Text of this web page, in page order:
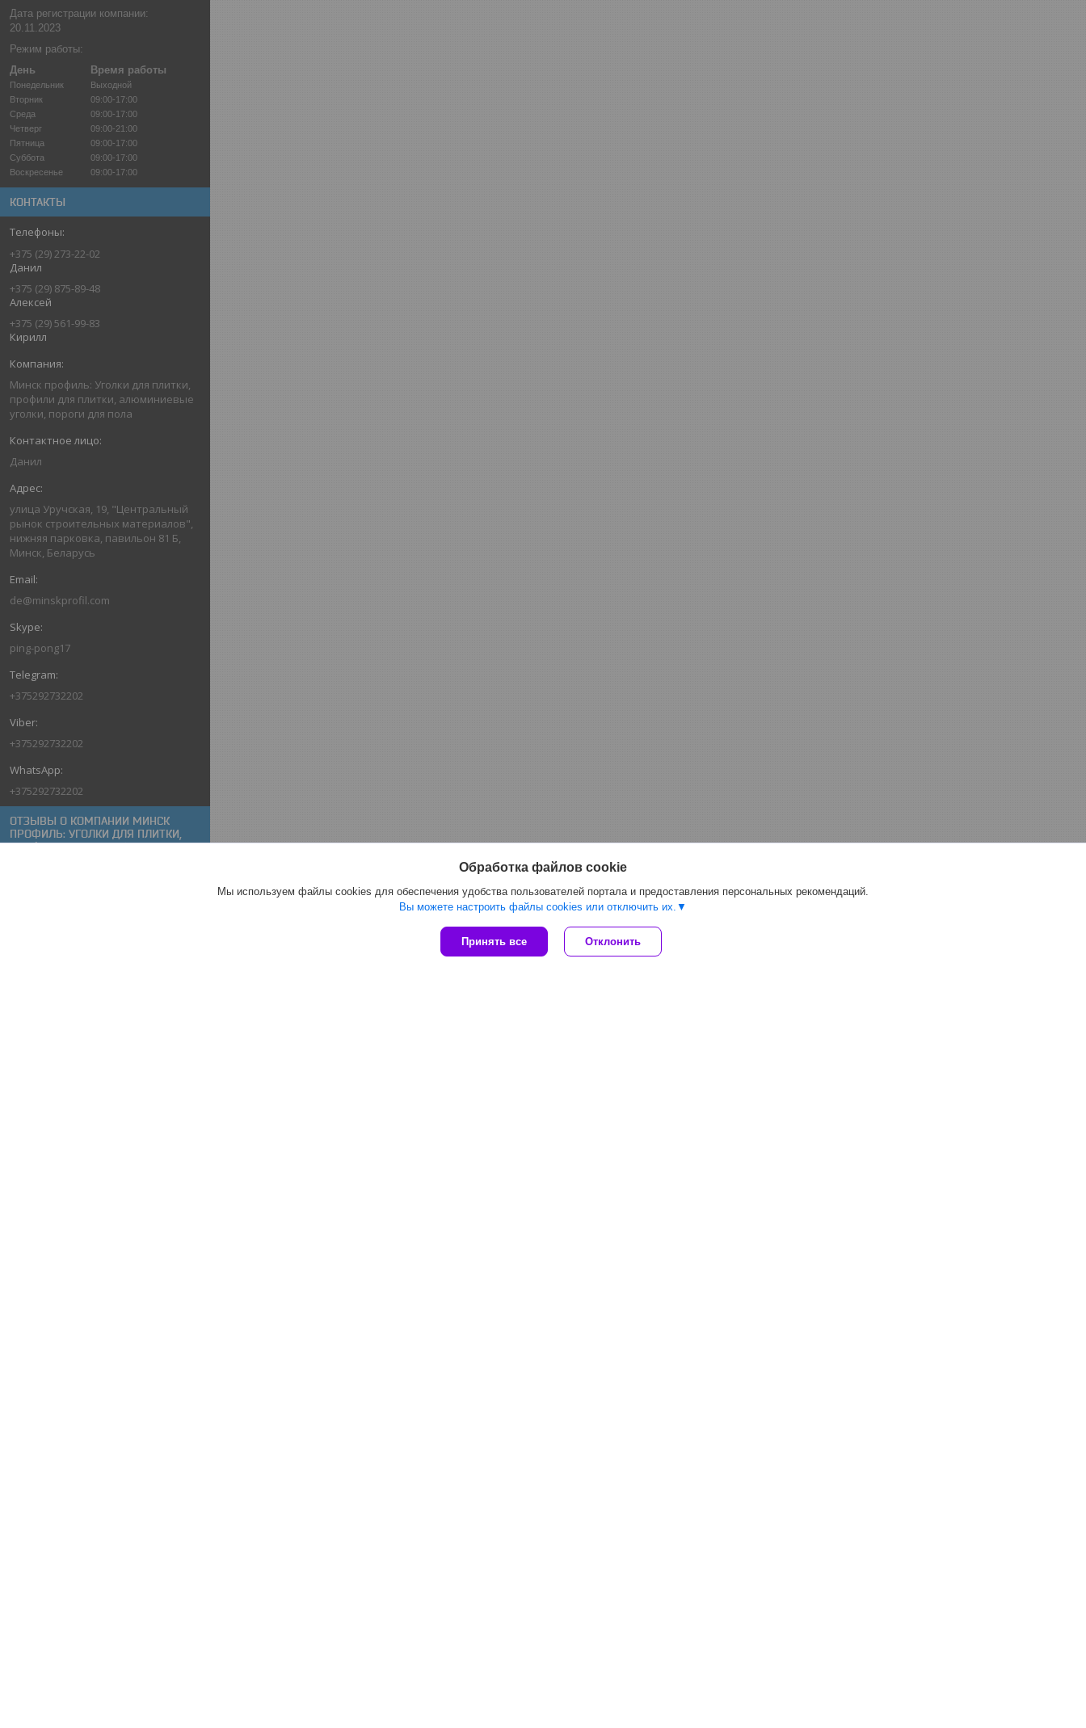
Дата регистрации компании:
20.11.2023
Режим работы:
День
Время работы
Понедельник
Выходной
Вторник
09:00-17:00
Среда
09:00-17:00
Четверг
09:00-21:00
Пятница
09:00-17:00
Суббота
09:00-17:00
Воскресенье
09:00-17:00
КОНТАКТЫ
+375 (29) 273-22-02
Данил
+375 (29) 875-89-48
Алексей
+375 (29) 561-99-83
Кирилл
Минск профиль: Уголки для плитки,
профили для плитки, алюминиевые
уголки, пороги для пола
Данил
улица Уручская, 19, "Центральный
рынок строительных материалов",
нижняя парковка, павильон 81 Б,
Минск, Беларусь
de@minskprofil.com
ping-pong17
+375292732202
+375292732202
+375292732202
ОТЗЫВЫ О КОМПАНИИ МИНСК
ПРОФИЛЬ: УГОЛКИ ДЛЯ ПЛИТКИ,
ПРОФИЛИ ДЛЯ ПЛИТКИ,
Обработка файлов cookie
Мы используем файлы cookies для обеспечения удобства пользователей портала и предоставления персональных рекомендаций.
Вы можете настроить файлы cookies или отключить их.
Принять все Отклонить